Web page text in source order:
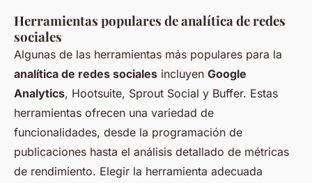
Herramientas populares de analítica de redes
sociales
Algunas de las herramientas más populares para la
analítica de redes sociales incluyen Google
Analytics, Hootsuite, Sprout Social y Buffer. Estas
herramientas ofrecen una variedad de
funcionalidades, desde la programación de
publicaciones hasta el análisis detallado de métricas
de rendimiento. Elegir la herramienta adecuada